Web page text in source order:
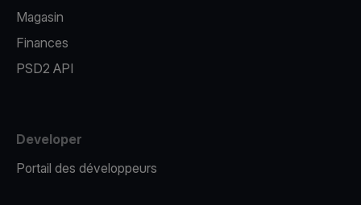
Magasin
Finances
PSD2 API
Developer
Portail des développeurs